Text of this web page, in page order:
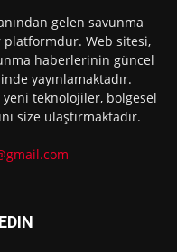
gelen savunma
Web sitesi,
haberlerinin güncel
yayınlamaktadır.
teknolojiler, bölgesel
size ulaştırmaktadır.